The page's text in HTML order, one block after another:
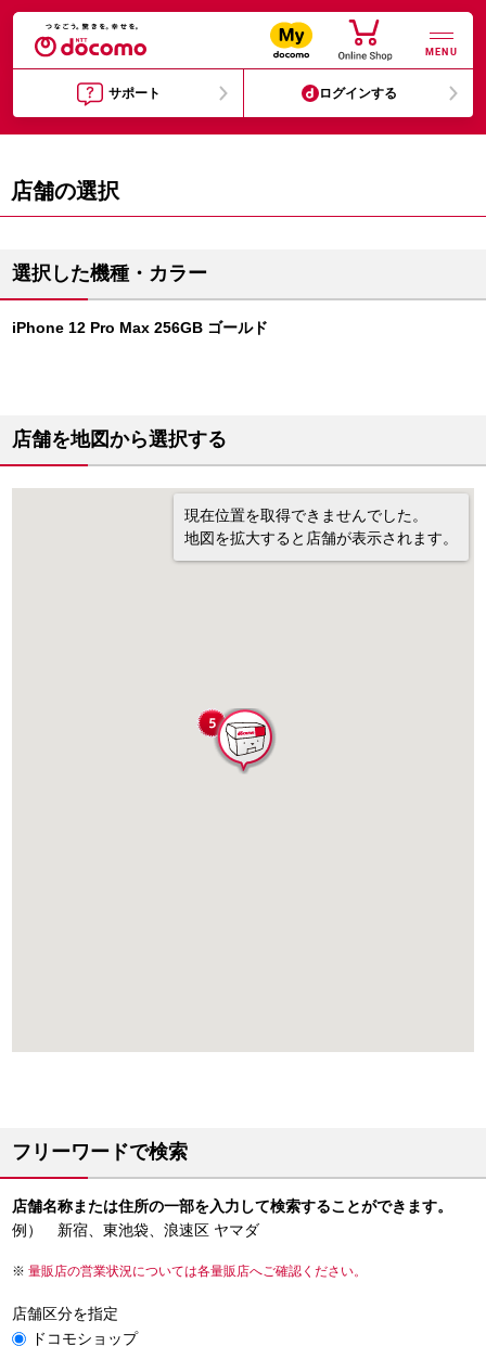
MENU
サポート ログインする
店舗の選択
選択した機種・カラー
iPhone 12 Pro Max 256GB ゴールド
店舗を地図から選択する
現在位置を取得できませんでした。
地図を拡大すると店舗が表示されます。
フリーワードで検索
店舗名称または住所の一部を入力して検索することができます。
例） 新宿、東池袋、浪速区 ヤマダ
量販店の営業状況については各量販店へご確認ください。
店舗区分を指定
ドコモショップ